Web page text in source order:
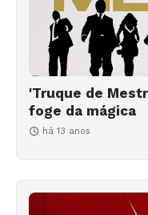
'Truque de
foge da mágica
há 13 anos